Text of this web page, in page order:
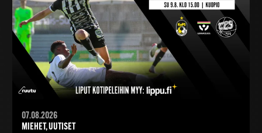
07.08.2026
MIEHET, UUTISET